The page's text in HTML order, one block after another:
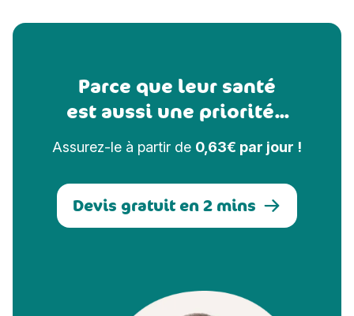
Parce que leur santé
est aussi une priorité...
Assurez-le à partir de 0,63€ par jour !
Devis gratuit en 2 mins